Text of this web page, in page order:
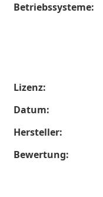
Betriebssysteme:
Lizenz:
Datum:
Hersteller:
Bewertung: